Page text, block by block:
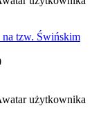
na tzw. Świńskim